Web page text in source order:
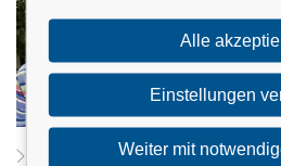
Berufsschulen und
ist erfolgreicher Autor und
medizinisches
rätselhaften
hast du’s eh vergessen. Er
Württemberg.
Zum Profil von Jürgen Brater
Alle
Einstellungen
Weiter mit